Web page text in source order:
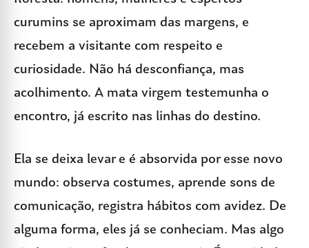
curumins se aproximam das margens, e
recebem a visitante com respeito e
curiosidade. Não há desconfiança, mas
acolhimento. A mata virgem testemunha o
encontro, já escrito nas linhas do destino.
Ela se deixa levar e é absorvida por esse novo
mundo: observa costumes, aprende sons de
comunicação, registra hábitos com avidez. De
alguma forma, eles já se conheciam. Mas algo